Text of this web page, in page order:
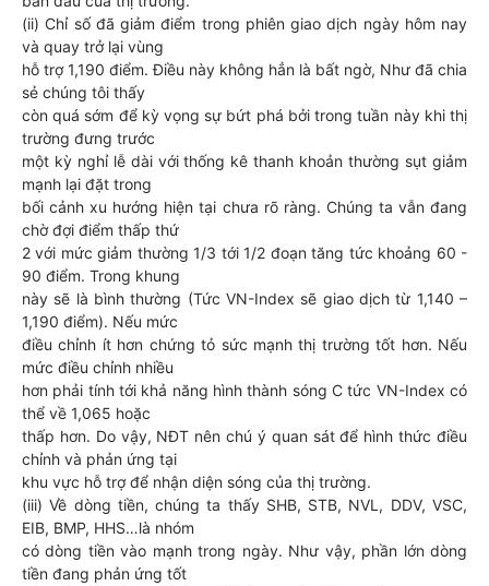
(ii) Chỉ số đã giảm điểm trong phiên giao dịch ngày hôm nay
và quay trở lại vùng
hỗ trợ 1,190 điểm. Điều này không hẳn là bất ngờ, Như đã chia
sẻ chúng tôi thấy
còn quá sớm để kỳ vọng sự bứt phá bởi trong tuần này khi thị
trường đưng trước
một kỳ nghỉ lễ dài với thống kê thanh khoản thường sụt giảm
mạnh lại đặt trong
bối cảnh xu hướng hiện tại chưa rõ ràng. Chúng ta vẫn đang
chờ đợi điểm thấp thứ
2 với mức giảm thường 1/3 tới 1/2 đoạn tăng tức khoảng 60 -
90 điểm. Trong khung
này sẽ là bình thường (Tức VN-Index sẽ giao dịch từ 1,140 –
1,190 điểm). Nếu mức
điều chỉnh ít hơn chứng tỏ sức mạnh thị trường tốt hơn. Nếu
mức điều chỉnh nhiều
hơn phải tính tới khả năng hình thành sóng C tức VN-Index có
thể về 1,065 hoặc
thấp hơn. Do vậy, NĐT nên chú ý quan sát để hình thức điều
chỉnh và phản ứng tại
khu vực hỗ trợ để nhận diện sóng của thị trường.
(iii) Về dòng tiền, chúng ta thấy SHB, STB, NVL, DDV, VSC,
EIB, BMP, HHS…là nhóm
có dòng tiền vào mạnh trong ngày. Như vậy, phần lớn dòng
tiền đang phản ứng tốt